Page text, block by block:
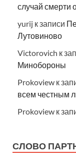
случай смерти
yurij к записи
Лутовиново
Victorovich к
Минобороны
Prokoview к
всем честным
Prokoview к
СЛОВО